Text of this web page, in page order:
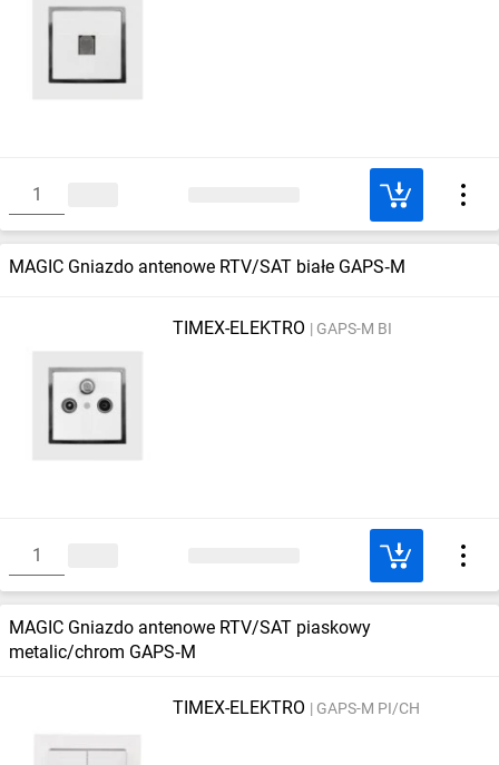
MAGIC Gniazdo antenowe RTV/SAT białe GAPS‑M
TIMEX-ELEKTRO GAPS-M BI
MAGIC Gniazdo antenowe RTV/SAT piaskowy
metalic/chrom GAPS‑M
TIMEX-ELEKTRO GAPS-M PI/CH